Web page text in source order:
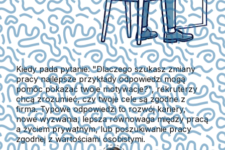
Kiedy pada pytanie: "Dlaczego szukasz zmiany
pracy najlepsze przykłady odpowiedzi mogą
pomóc pokazać twoje motywacje?", rekruterzy
chcą zrozumieć, czy twoje cele są zgodne z
firma. Typowe odpowiedzi to rozwój kariery,
nowe wyzwania, lepsza równowaga między pracą
a życiem prywatnym, lub poszukiwanie pracy
zgodnej z wartościami osobistymi.